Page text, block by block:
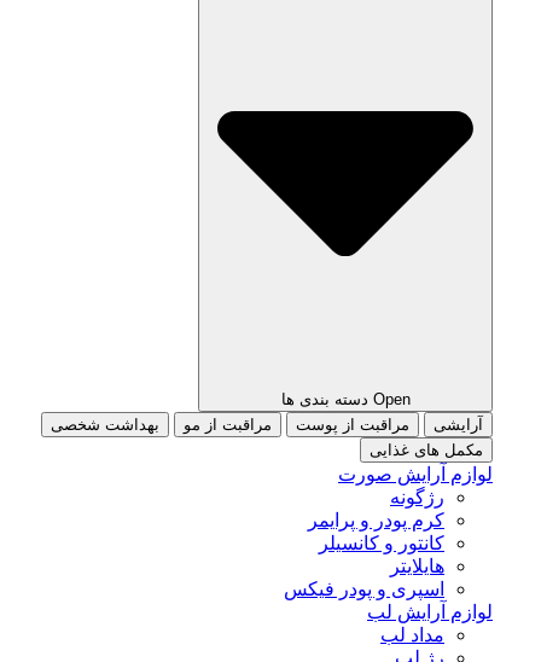
Open دسته بندی ها
آرایشی
مراقبت از پوست مراقبت از مو
بهداشت شخصی
مکمل های غذایی
لوازم آرایش صورت
رژگونه
کرم پودر و پرایمر
کانتور و کانسیلر
هایلایتر
اسپری و پودر فیکس
لوازم آرایش لب
مداد لب
رژ لب